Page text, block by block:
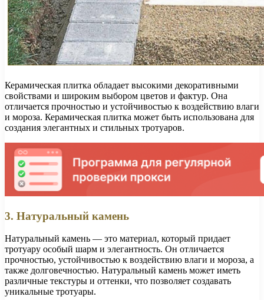
Керамическая плитка обладает высокими декоративными
свойствами и широким выбором цветов и фактур. Она
отличается прочностью и устойчивостью к воздействию влаги
и мороза. Керамическая плитка может быть использована для
создания элегантных и стильных тротуаров.
3. Натуральный камень
Натуральный камень — это материал, который придает
тротуару особый шарм и элегантность. Он отличается
прочностью, устойчивостью к воздействию влаги и мороза, а
также долговечностью. Натуральный камень может иметь
различные текстуры и оттенки, что позволяет создавать
уникальные тротуары.